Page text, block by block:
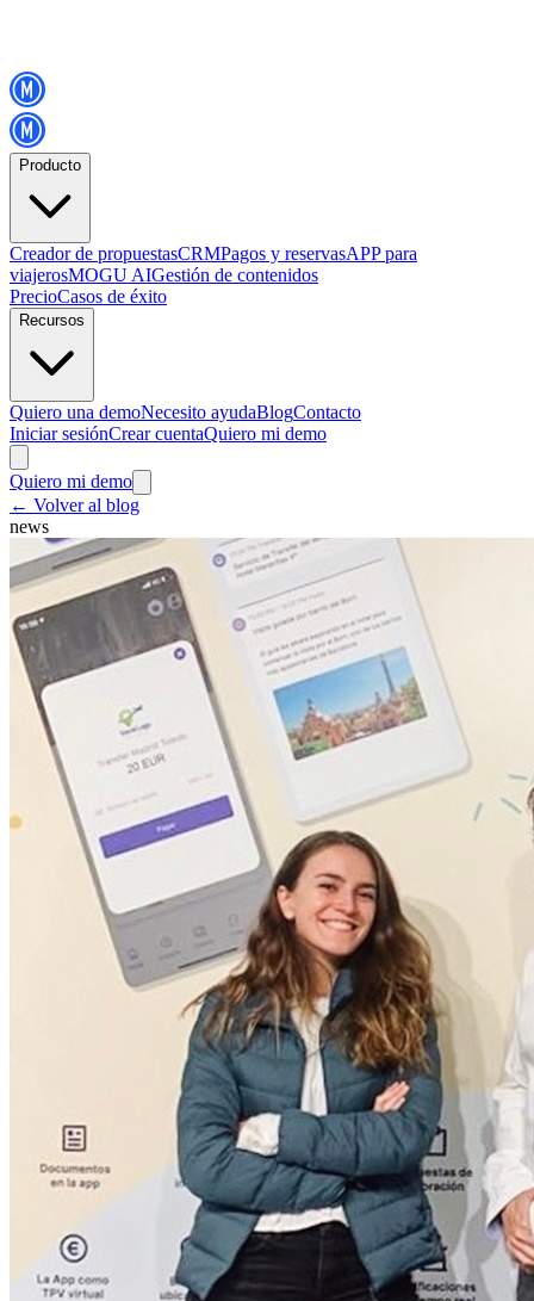
Producto
Creador de propuestasCRMPagos y reservasAPP para
viajerosMOGU AIGestión de contenidos
PrecioCasos de éxito
Recursos
Quiero una demoNecesito ayudaBlogContacto
Iniciar sesiónCrear cuentaQuiero mi demo
Quiero mi demo
← Volver al blog
news